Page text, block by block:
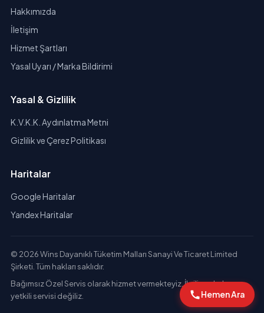
Hakkımızda
İletişim
Hizmet Şartları
Yasal Uyarı / Marka Bildirimi
Yasal & Gizlilik
K.V.K.K. Aydınlatma Metni
Gizlilik ve Çerez Politikası
Haritalar
Google Haritalar
Yandex Haritalar
© 2026 Wins Dayanıklı Tüketim Malları Sanayi Ve Ticaret Limited
Şirketi. Tüm hakları saklıdır.
Bağımsız Özel Servis olarak hizmet vermekteyiz. İlgili markaların
yetkili servisi değiliz.
Hemen Ara